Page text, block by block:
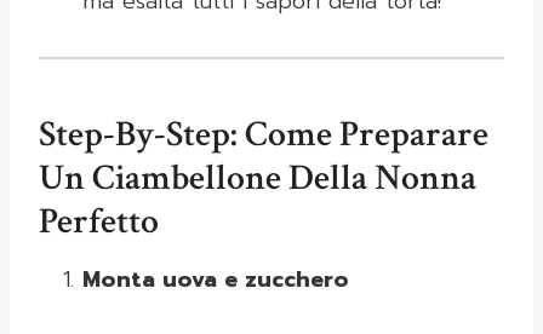
Step-By-Step: Come Preparare
Un Ciambellone Della Nonna
Perfetto
Monta uova e zucchero